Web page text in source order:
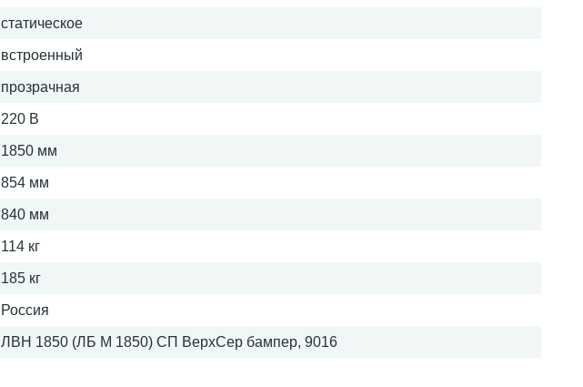
статическое
встроенный
прозрачная
220 В
1850 мм
854 мм
840 мм
114 кг
185 кг
Россия
ЛВН 1850 (ЛБ М 1850) СП ВерхСер бампер, 9016